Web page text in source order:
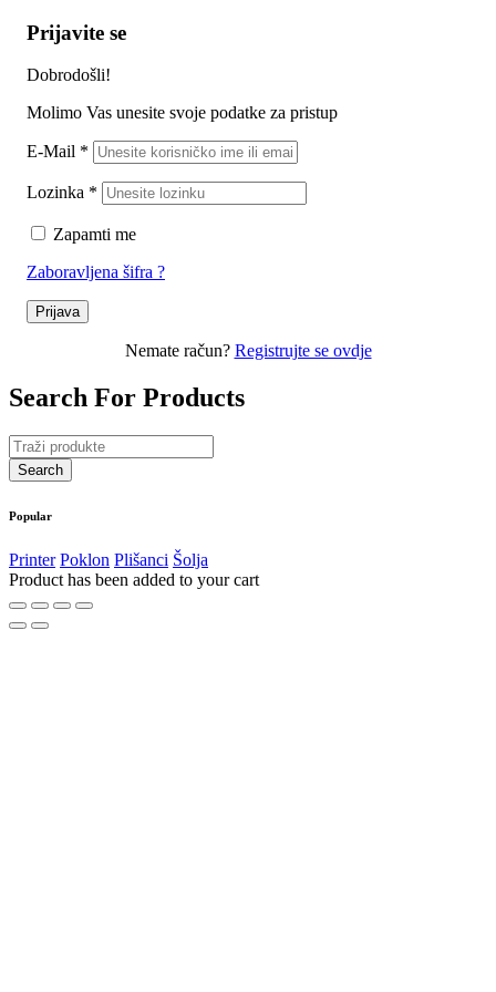
Prijavite se
Dobrodošli!
Molimo Vas unesite svoje podatke za pristup
E-Mail *
Lozinka *
Zapamti me
Zaboravljena šifra ?
Prijava
Nemate račun? Registrujte se ovdje
Search For Products
Popular
Printer Poklon Plišanci Šolja
Product has been added to your cart